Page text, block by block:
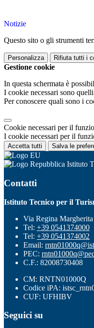
Notizie
Questo sito o gli strumenti
Personalizza Rifiuta tutti i
Gestione cookie
In questa schermata è
I cookie necessari sono
Per conoscere quali sono i
Cookie necessari per il
I cookie necessari per il
Accetta tutti Salva le
Istituto
Contatti
Istituto Tecnico per il
Via Regina
Tel: +39 0541374000
Tel: +39 0541374002
Email:
PEC:
C.F.: 82008730408
CM: RNTN01000Q
Codice iPA:
CUF: UFHIBV
Seguici su